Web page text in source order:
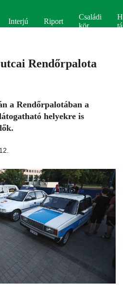
Interjú Riport
Családi
kör
Rendőrpalota
a Rendőrpalotában a
helyekre is